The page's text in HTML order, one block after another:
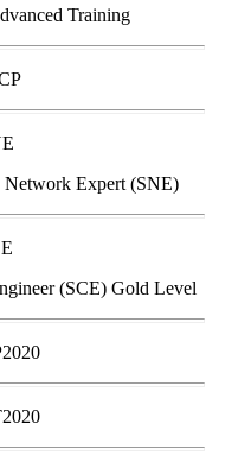
Training
Expert (SNE)
(SCE) Gold Level